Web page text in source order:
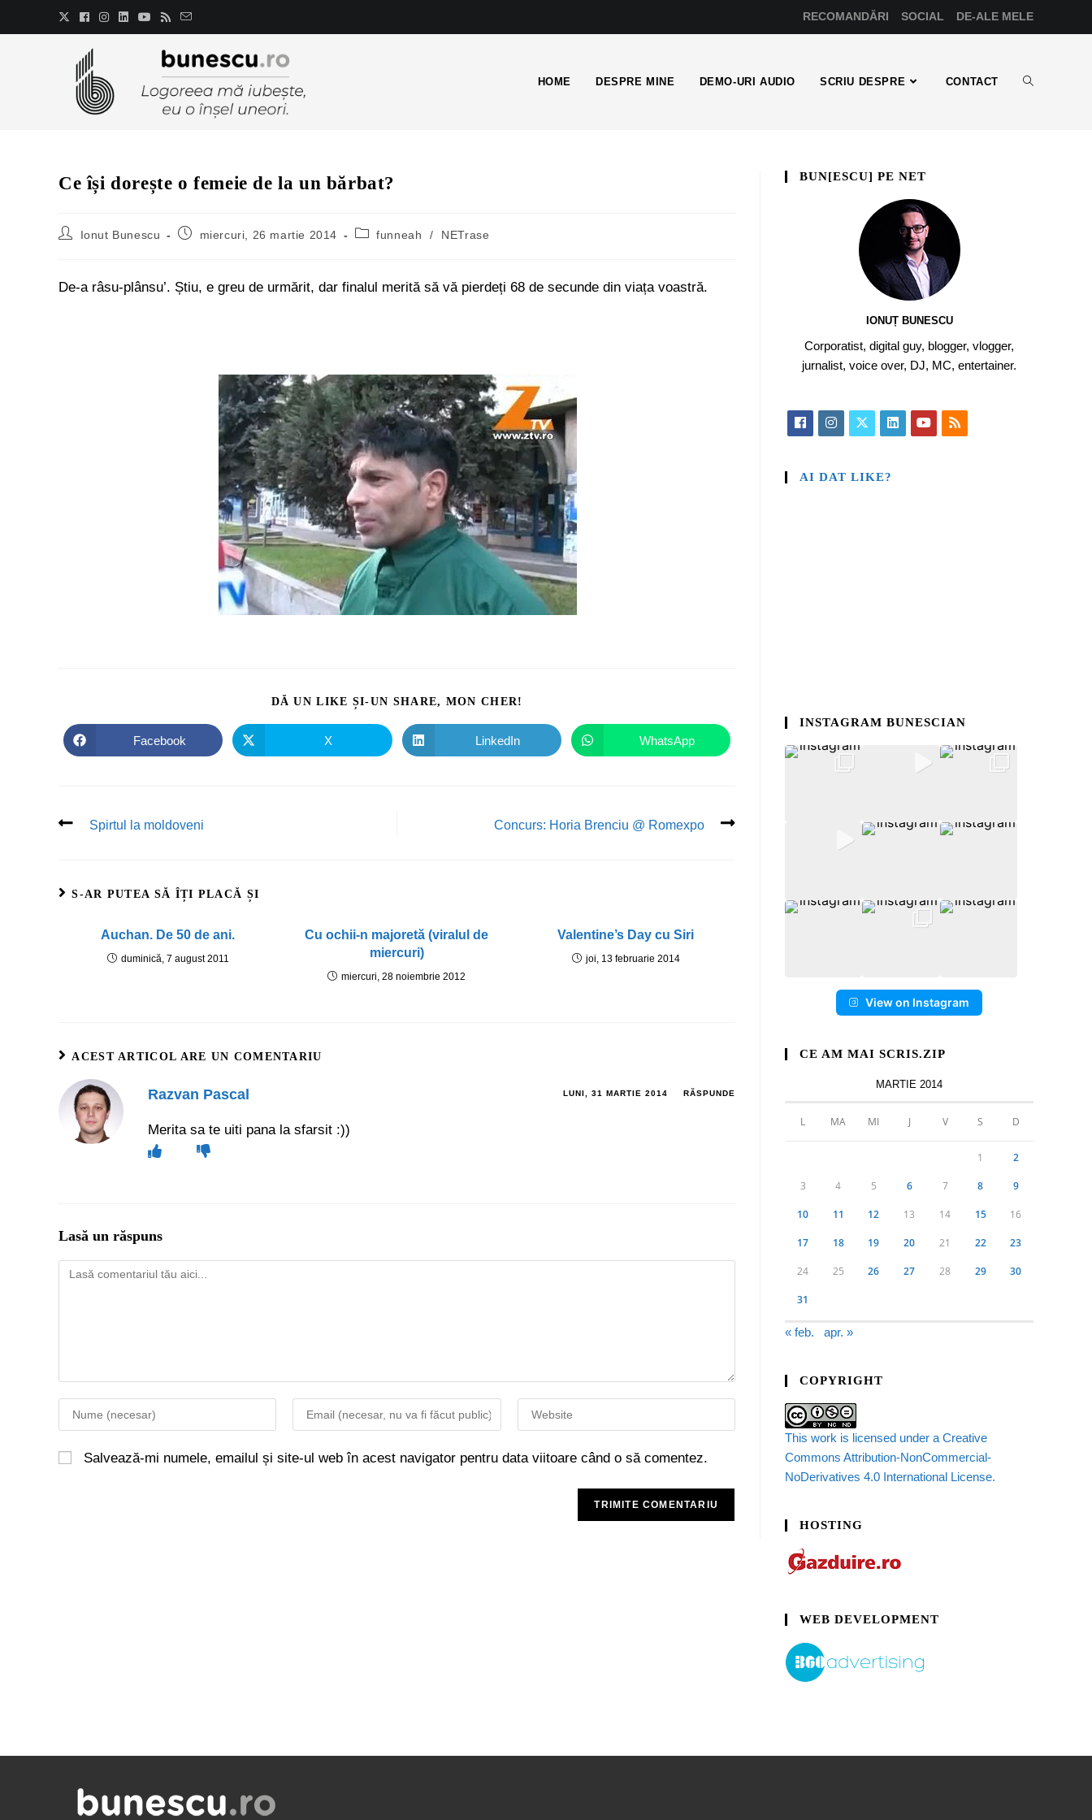
RECOMANDĂRI SOCIAL DE-ALE MELE
HOME DESPRE MINE DEMO-URI AUDIO SCRIU DESPRE CONTACT
Ce își dorește o femeie de la un bărbat?
Ionut Bunescu miercuri, 26 martie 2014 funneah / NETrase
De-a râsu-plânsu’. Știu, e greu de urmărit, dar finalul merită să vă pierdeți 68 de secunde din viața voastră.
DĂ UN LIKE ȘI-UN SHARE, MON CHER!
Facebook X LinkedIn WhatsApp
Spirtul la moldoveni Concurs: Horia Brenciu @ Romexpo
S-AR PUTEA SĂ ÎȚI PLACĂ ȘI
Auchan. De 50 de ani.
duminică, 7 august 2011
Cu ochii-n majoretă (viralul de
miercuri)
miercuri, 28 noiembrie 2012
Valentine’s Day cu Siri
joi, 13 februarie 2014
ACEST ARTICOL ARE UN COMENTARIU
Razvan Pascal LUNI, 31 MARTIE 2014 RĂSPUNDE
Merita sa te uiti pana la sfarsit :))
Lasă un răspuns
Salvează-mi numele, emailul și site-ul web în acest navigator pentru data viitoare când o să comentez.
BUN[ESCU] PE NET
IONUȚ BUNESCU
Corporatist, digital guy, blogger, vlogger,
jurnalist, voice over, DJ, MC, entertainer.
AI DAT LIKE?
INSTAGRAM BUNESCIAN
View on Instagram
CE AM MAI SCRIS.ZIP
MARTIE 2014
L MA MI J V S D
1 2
3 4 5 6 7 8 9
10 11 12 13 14 15 16
17 18 19 20 21 22 23
24 25 26 27 28 29 30
31
« feb. apr. »
COPYRIGHT
This work is licensed under a Creative
Commons Attribution-NonCommercial-
NoDerivatives 4.0 International License.
HOSTING
WEB DEVELOPMENT